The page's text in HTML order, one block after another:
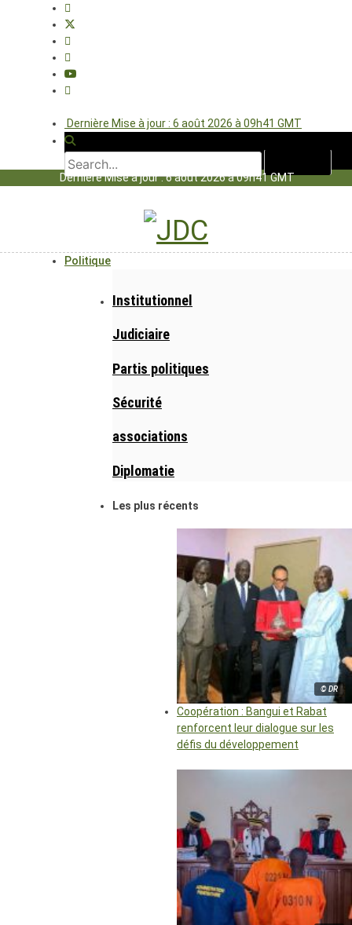
Dernière Mise à jour : 6 août 2026 à 09h41 GMT
Dernière Mise à jour : 6 août 2026 à 09h41 GMT
Politique
Institutionnel
Judiciaire
Partis politiques
Sécurité
associations
Diplomatie
Les plus récents
© DR
Coopération : Bangui et Rabat
renforcent leur dialogue sur les
défis du développement